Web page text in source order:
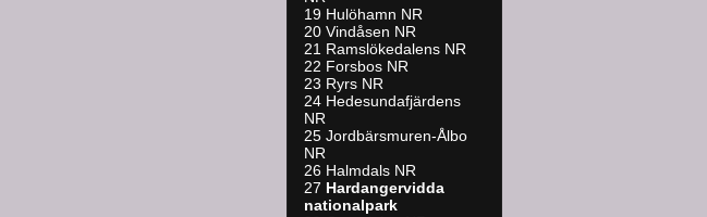
19 Hulöhamn NR
20 Vindåsen NR
21 Ramslökedalens NR
22 Forsbos NR
23 Ryrs NR
24 Hedesundafjärdens
NR
25 Jordbärsmuren-Ålbo
NR
26 Halmdals NR
27 Hardangervidda
nationalpark